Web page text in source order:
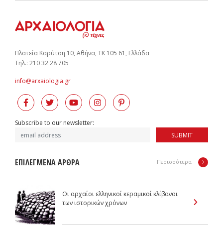
Πλατεία Καρύτση 10, Αθήνα, ΤΚ 105 61, Ελλάδα
Tηλ.: 210 32 28 705
info@arxaiologia.gr
Subscribe to our newsletter:
SUBMIT
ΕΠΙΛΕΓΜΕΝΑ ΑΡΘΡΑ Περισσότερα
Οι αρχαίοι ελληνικοί κεραμικοί κλίβανοι
των ιστορικών χρόνων